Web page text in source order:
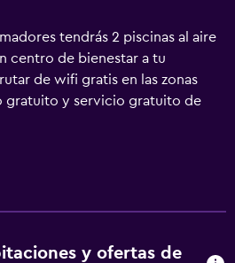
tendrás 2 piscinas al aire
centro de bienestar a tu
de wifi gratis en las zonas
gratuito y servicio gratuito de
encontrarás un bar o
y un bar-cafetería. Resort
están vestidas con ropa de cama
y ofertas de